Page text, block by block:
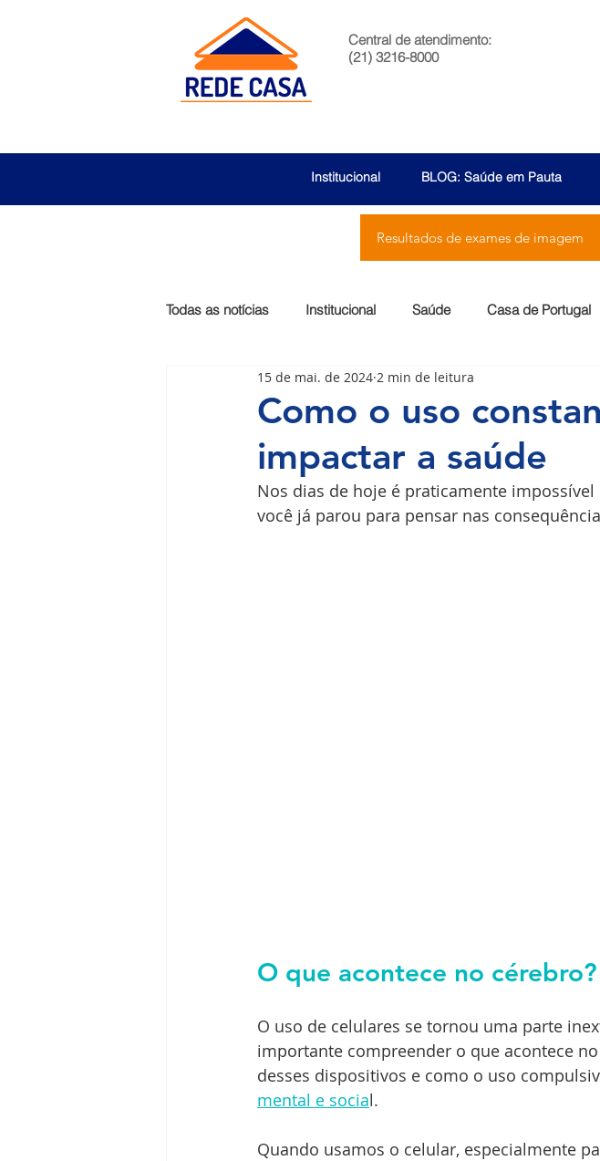
Central de atendimento:
(21) 3216-8000
BLOG: Saúde em Pauta
Institucional
Resultados de exames de imagem
Todas as notícias Institucional Saúde Casa de Portugal
São Bernardo Egas Moniz Menssana
Ilha do Governador Premium COPI
Como o uso
impactar a saúde
15 de mai. de 2024 2 min de leitura
Nos dias de hoje é praticamente
você já parou para pensar nas
O que acontece no cérebro?
O uso de celulares se tornou uma parte
importante compreender o que acontece
desses dispositivos e como o uso
mental e social.
Quando usamos o celular, especialmente